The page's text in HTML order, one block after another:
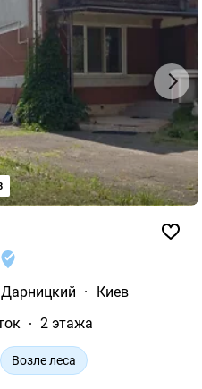
Дарницкий ·
Киев
2 этажа
Возле леса